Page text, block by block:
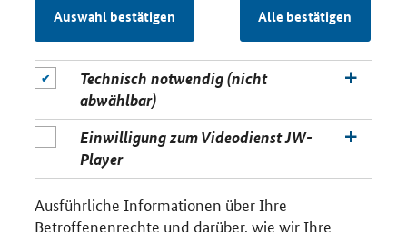
Auswahl bestätigen Alle bestätigen
Technisch notwendig (nicht
abwählbar)
Einwilligung zum Videodienst JW-
Player
Ausführliche Informationen über Ihre
Betroffenenrechte und darüber, wie wir Ihre